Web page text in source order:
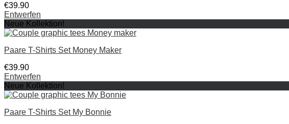
€39.90
Entwerfen
Neue Kollektion!
Paare T-Shirts Set Money Maker
€39.90
Entwerfen
Neue Kollektion!
Paare T-Shirts Set My Bonnie